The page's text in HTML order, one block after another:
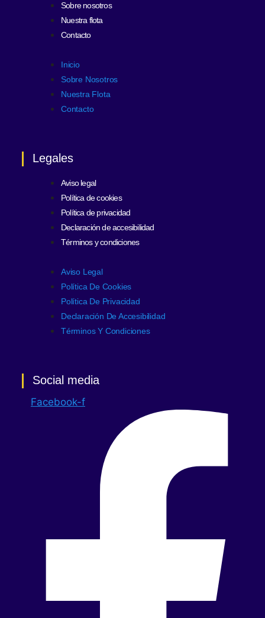
Sobre nosotros
Nuestra flota
Contacto
Inicio
Sobre Nosotros
Nuestra Flota
Contacto
Legales
Aviso legal
Política de cookies
Política de privacidad
Declaración de accesibilidad
Términos y condiciones
Aviso Legal
Política De Cookies
Política De Privacidad
Declaración De Accesibilidad
Términos Y Condiciones
Social media
Facebook-f